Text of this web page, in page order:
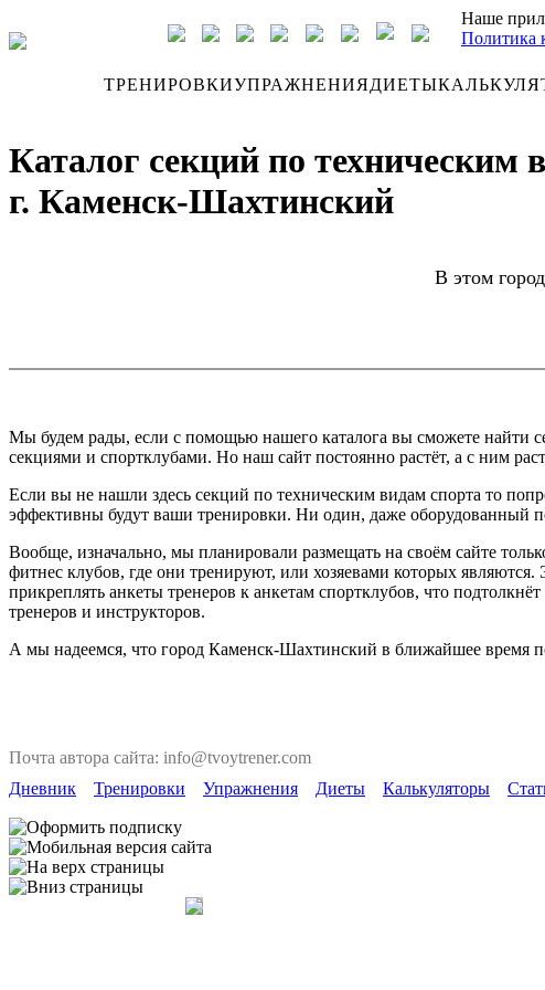
Наше
Политика
ТРЕНИРОВКИУПРАЖНЕНИЯДИЕТЫ
Каталог секций по техническим
г. Каменск-Шахтинский
В этом
Мы будем рады, если с помощью нашего каталога вы сможете найти
секциями и спортклубами. Но наш сайт постоянно растёт, а с ним
Если вы не нашли здесь секций по техническим видам спорта то
эффективны будут ваши тренировки. Ни один, даже оборудованный
Вообще, изначально, мы планировали размещать на своём сайте
фитнес клубов, где они тренируют, или хозяевами которых
прикреплять анкеты тренеров к анкетам спортклубов, что
тренеров и инструкторов.
А мы надеемся, что город Каменск-Шахтинский в ближайшее время
Почта автора сайта: info@tvoytrener.com
Дневник
Тренировки Упражнения Диеты Калькуляторы